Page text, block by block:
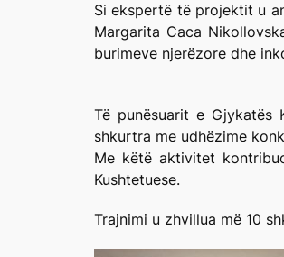
Si ekspertë të projektit u
Margarita Caca
burimeve njerëzore dhe
Të punësuarit e Gjykatës
shkurtra me udhëzime
Me këtë aktivitet
Kushtetuese.
Trajnimi u zhvillua më 10